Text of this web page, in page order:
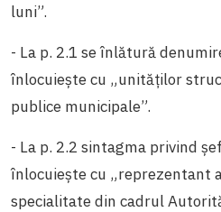
luni”.
- La p. 2.1 se înlătură
înlocuiește cu „unităților
publice municipale”.
- La p. 2.2 sintagma privind
înlocuiește cu „reprezentant
specialitate din cadrul